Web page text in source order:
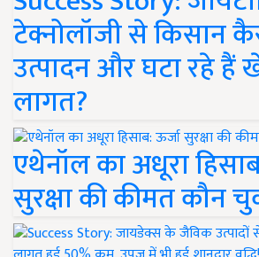
टेक्नोलॉजी से किसान
उत्पादन और घटा रहे हैं
लागत?
एथेनॉल का अधूरा
सुरक्षा की कीमत कौन